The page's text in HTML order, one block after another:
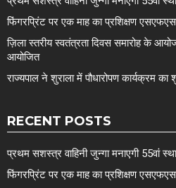
फिंगरप्रिंट पर एक माह का प्रशिक्षण
ज़िला स्तरीय स्वतंत्रता दिवस समारोह के
आयोजित
राज्यपाल ने शुराला में पौधारोपण कार्यक्रम का
RECENT POSTS
प्रथम सशस्त्र वाहिनी जुन्गा मनाएगी 55वां
फिंगरप्रिंट पर एक माह का प्रशिक्षण